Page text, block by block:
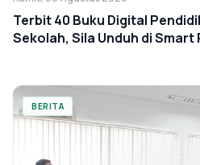
Terbit 40 Buku Digital
Sekolah, Sila Unduh di Smart
BERITA